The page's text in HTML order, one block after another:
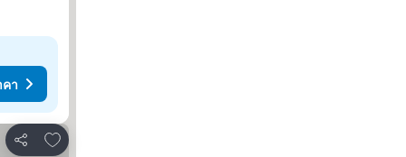
า
แชร์
เพิ่มในรายการโปรด